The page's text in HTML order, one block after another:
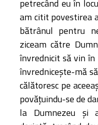
petrecând eu în
am citit povestirea
bătrânul pentru
ziceam către
învrednicit să vin
învredniceşte-mă
călătoresc pe
povăţuindu-se de
la Dumnezeu şi